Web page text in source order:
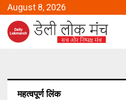
August 8, 2026
महत्वपूर्ण लिंक